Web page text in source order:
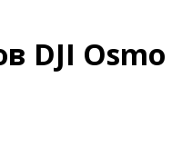
DJI Osmo